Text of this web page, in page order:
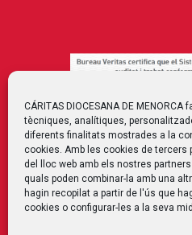
CÁRITAS DIOCESANA DE
tècniques, analítiques,
diferents finalitats mostrades a la
cookies. Amb les cookies de
del lloc web amb els nostres
quals poden combinar-la amb una
hagin recopilat a partir de l'ús que
cookies o configurar-les a la seva